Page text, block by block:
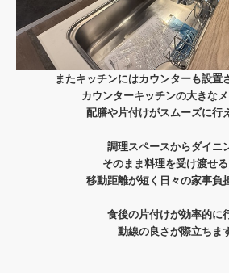
またキッチンにはカウンターも設置
カウンターキッチンの大きなメ
配膳や片付けがスムーズに行
調理スペースからダイニ
そのまま料理を受け渡せる
移動距離が短く日々の家事負
食後の片付けが効率的に
動線の良さが際立ちま